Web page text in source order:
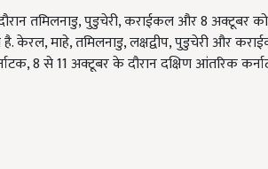
तमिलनाडु, पुडुचेरी, कराईकल और 8 अक्टूबर
है. केरल, माहे, तमिलनाडु, लक्षद्वीप, पुडुचेरी और
8 से 11 अक्टूबर के दौरान दक्षिण आंतरिक